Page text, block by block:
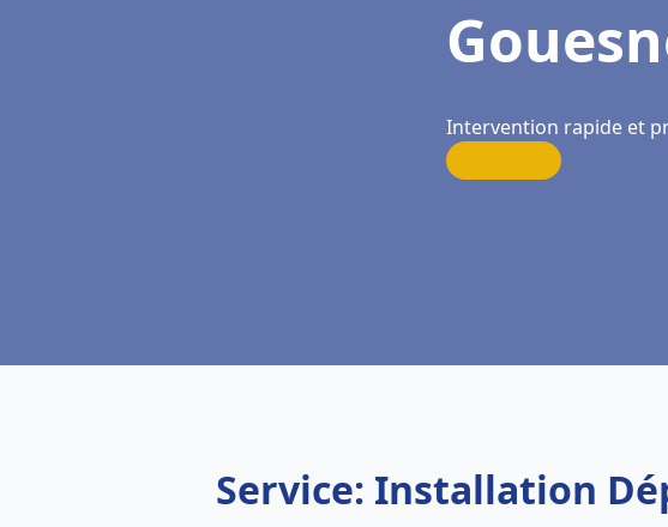
Intervention rapide et
Service: Installation